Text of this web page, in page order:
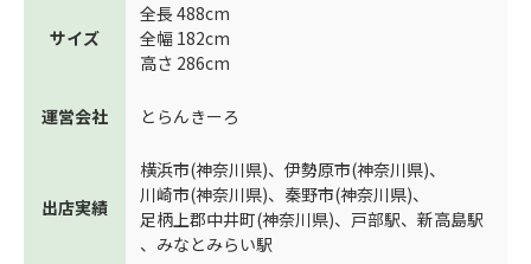
サイズ
全長 488cm
全幅 182cm
高さ 286cm
運営会社 とらんきーろ
出店実績
横浜市(神奈川県)、 伊勢原市(神奈川県)、
川崎市(神奈川県)、 秦野市(神奈川県)、
足柄上郡中井町(神奈川県)、 戸部駅、 新高島駅
、 みなとみらい駅